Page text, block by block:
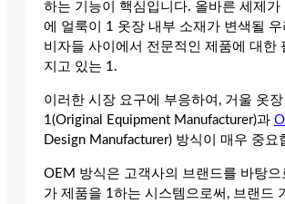
하는 기능이 핵심입니다. 올바른 세제가
에 얼룩이 1 옷장 내부 소재가 변색될 우
비자들 사이에서 전문적인 제품에 대한
지고 있는 1.
이러한 시장 요구에 부응하여, 거울 옷
1(Original Equipment Manufacturer)과
Design Manufacturer) 방식이 매우 중요
OEM 방식은 고객사의 브랜드를 바탕으
가 제품을 1하는 시스템으로써, 브랜드